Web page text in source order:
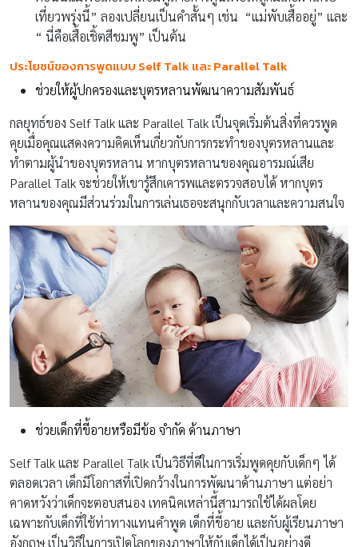
เที่ยวพรุ่งนี้” ลองเปลี่ยนเป็นคำสั้นๆ เช่น “แม่พับเสื้ออยู่” และ
“ นี่คือเสื้อเชิ้ตสีชมพู” เป็นต้น
ประโยชน์ของการพูดแบบ Self Talk และ Parallel Talk
ช่วยให้ผู้ปกครองและบุตรหลานพัฒนาความสัมพันธ์
กลยุทธ์ของ Self Talk และ Parallel Talk เป็นจุดเริ่มต้นสิ่งที่ควรพูด
คุยเมื่อคุณแสดงความคิดเห็นเกี่ยวกับการกระทำของบุตรหลานและ
ทำตามผู้นำของบุตรหลาน หากบุตรหลานของคุณอารมณ์เสีย
Parallel Talk จะช่วยให้เขารู้สึกเคารพและตรวจสอบได้ หากบุตร
หลานของคุณมีส่วนร่วมในการเล่นเธอจะสนุกกับเวลาและความสนใจ
ช่วยเด็กที่ขี้อายหรือมีข้อ จำกัด ด้านภาษา
Self Talk และ Parallel Talk เป็นวิธีที่ดีในการเริ่มพูดคุยกับเด็กๆ ได้
ตลอดเวลา เด็กมีโอกาสที่เปิดกว้างในการพัฒนาด้านภาษา แต่อย่า
คาดหวังว่าเด็กจะตอบสนอง เทคนิคเหล่านี้สามารถใช้ได้ผลโดย
เฉพาะกับเด็กที่ใช้ท่าทางแทนคำพูด เด็กที่ขี้อาย และกับผู้เรียนภาษา
อังกฤษ เป็นวิธีในการเปิดโลกของภาษาให้กับเด็กได้เป็นอย่างดี